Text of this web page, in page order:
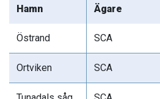
Hamn Ägare
Östrand SCA
Ortviken SCA